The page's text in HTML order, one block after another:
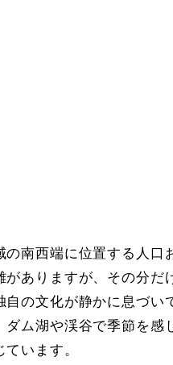
南西端に位置する人口
ありますが、その分だ
の文化が静かに息づい
ム湖や渓谷で季節を感
います。